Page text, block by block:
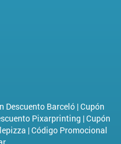
Descuento Barceló|Cupón
Pixarprinting |Cupón
|Código Promocional